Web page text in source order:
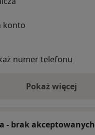
konto
numer telefonu
Pokaż więcej
o adresie
- brak akceptowanych